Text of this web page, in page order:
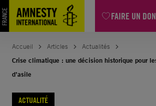
FAIRE UN DON
Aller
au
contenu
Accueil Articles
Actualités
Crise climatique : une décision historique pour
d’asile
ACTUALITÉ